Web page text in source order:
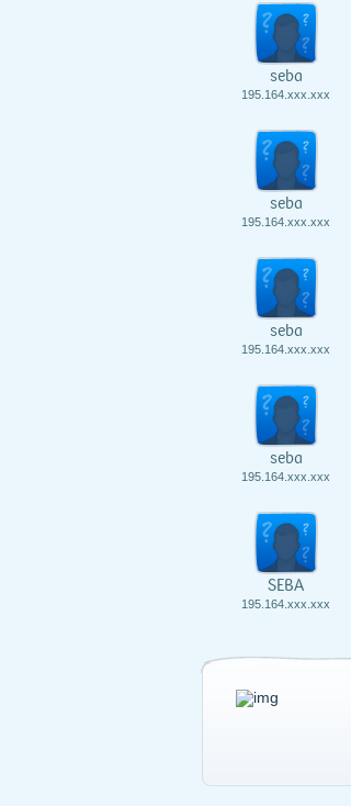
seba
195.164.xxx.xxx
seba
195.164.xxx.xxx
seba
195.164.xxx.xxx
seba
195.164.xxx.xxx
SEBA
195.164.xxx.xxx